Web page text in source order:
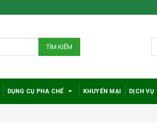
TÌM KIẾM
DỤNG CỤ PHA CHẾ KHUYẾN MẠI DỊCH VỤ